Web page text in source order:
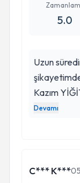
5.0
Uzun
Kazım
oldum.
başarılarının
Devamı
C*** K***